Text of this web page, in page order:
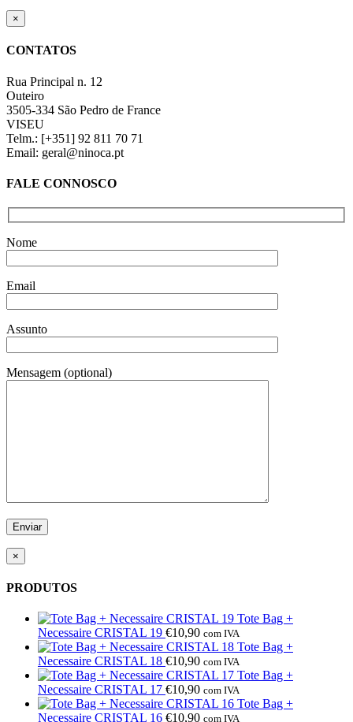
Close
product
view
×
CONTATOS
Rua Principal n. 12
Outeiro
3505-334 São Pedro de France
VISEU
Telm.: [+351] 92 811 70 71
Email: geral@ninoca.pt
FALE CONNOSCO
Nome
Email
Assunto
Mensagem (optional)
×
PRODUTOS
Tote Bag +
Necessaire CRISTAL 19 €10,90 com IVA
Tote Bag +
Necessaire CRISTAL 18 €10,90 com IVA
Tote Bag +
Necessaire CRISTAL 17 €10,90 com IVA
Tote Bag +
Necessaire CRISTAL 16 €10,90 com IVA